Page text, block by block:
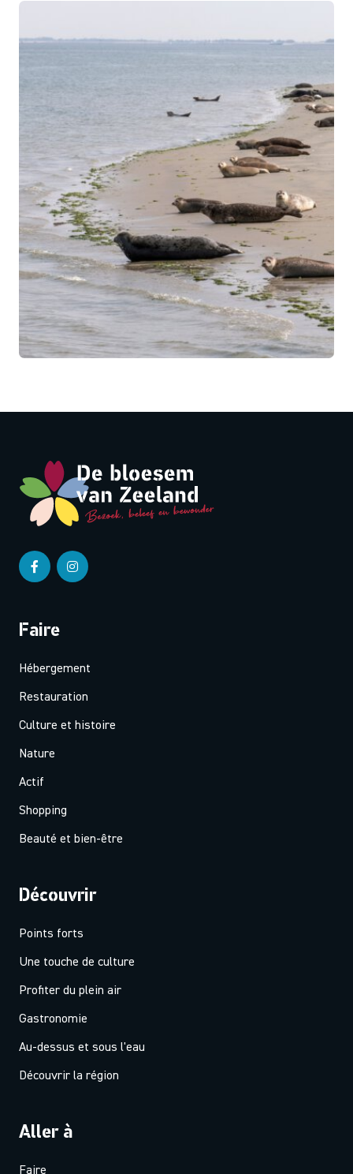
Faire
Hébergement
Restauration
Culture et histoire
Nature
Actif
Shopping
Beauté et bien-être
Découvrir
Points forts
Une touche de culture
Profiter du plein air
Gastronomie
Au-dessus et sous l'eau
Découvrir la région
Aller à
Faire